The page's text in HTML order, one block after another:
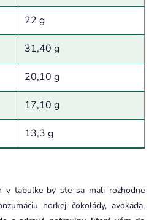
22 g
31,40 g
20,10 g
17,10 g
13,3 g
v tabuľke by ste sa mali rozhodne
horkej čokolády, avokáda,